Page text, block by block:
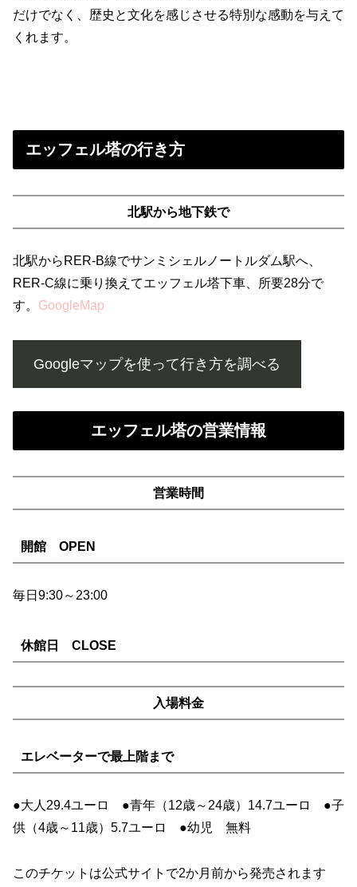
だけでなく、歴史と文化を感じさせる特別な感動を与えて
くれます。
エッフェル塔の行き方
北駅から地下鉄で
北駅からRER-B線でサンミシェルノートルダム駅へ、
RER-C線に乗り換えてエッフェル塔下車、所要28分で
す。 GoogleMap
Googleマップを使って行き方を調べる
エッフェル塔の営業情報
営業時間
開館 OPEN
毎日9:30～23:00
休館日 CLOSE
入場料金
エレベーターで最上階まで
●大人29.4ユーロ ●青年（12歳～24歳）14.7ユーロ ●子
供（4歳～11歳）5.7ユーロ ●幼児 無料
このチケットは公式サイトで2か月前から発売されます